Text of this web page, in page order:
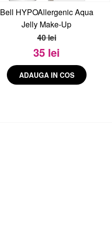
Bell HYPOAllergenic Aqua
Jelly Make-Up
40 lei
35 lei